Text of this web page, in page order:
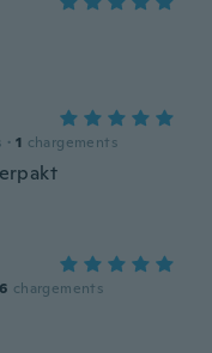
· 1 chargements
6 chargements